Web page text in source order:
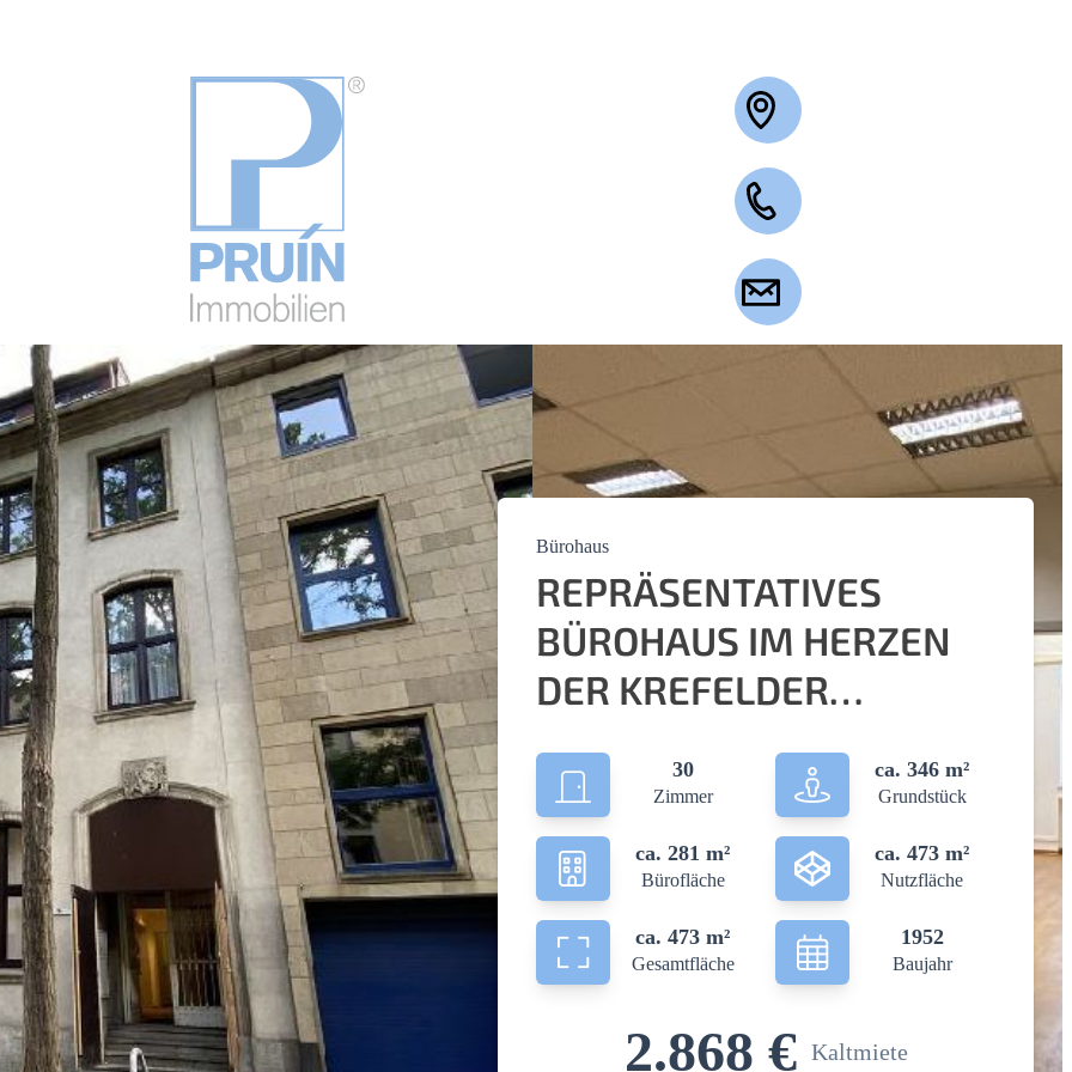
+49 2263 3003
Bürohaus
REPRÄSENTATIVES
BÜROHAUS IM HERZEN
DER KREFELDER
VERMIETEN!
30
Zimmer
ca. 346 m²
Grundstück
ca. 281 m²
Bürofläche
ca. 473 m²
Nutzfläche
ca. 473 m²
Gesamtfläche
1952
Baujahr
2.868 € Kaltmiete